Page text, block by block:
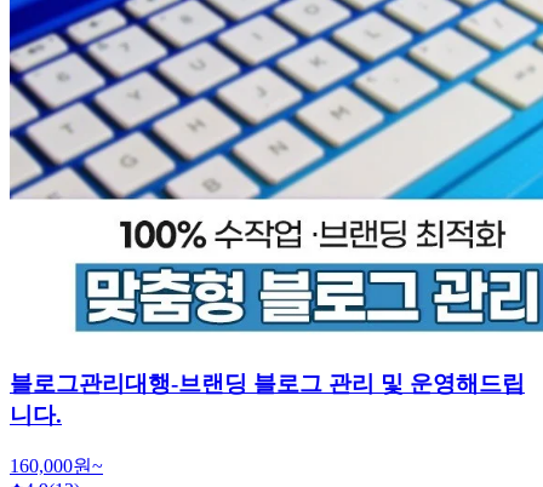
블로그관리대행-브랜딩 블로그 관리 및 운영해드립
니다.
160,000원~